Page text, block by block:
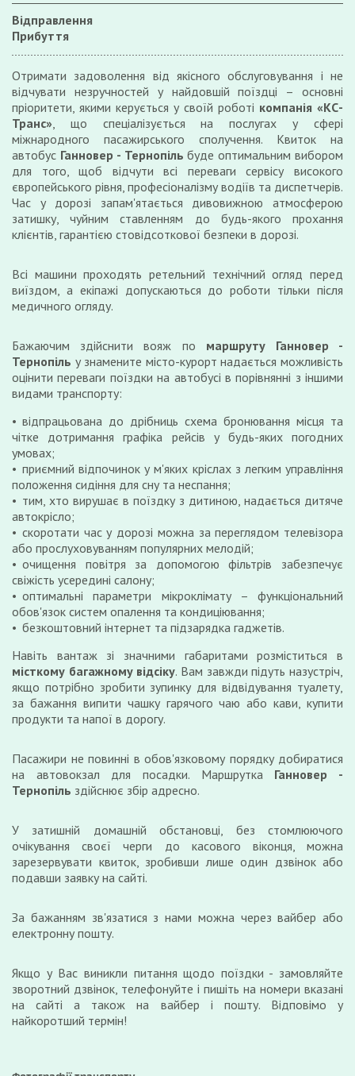
Відправлення
Прибуття
Отримати задоволення від якісного обслуговування і не
відчувати незручностей у найдовшій поїздці – основні
пріоритети, якими керується у своїй роботі компанія «КС-
Транс», що спеціалізується на послугах у сфері
міжнародного пасажирського сполучення. Квиток на
автобус Ганновер - Тернопільбуде оптимальним вибором
для того, щоб відчути всі переваги сервісу високого
європейського рівня, професіоналізму водіїв та диспетчерів.
Час у дорозі запам'ятається дивовижною атмосферою
затишку, чуйним ставленням до будь-якого прохання
клієнтів, гарантією стовідсоткової безпеки в дорозі.
Всі машини проходять ретельний технічний огляд перед
виїздом, а екіпажі допускаються до роботи тільки після
медичного огляду.
Бажаючим здійснити вояж по маршруту Ганновер -
Тернопіль у знамените місто-курорт надається можливість
оцінити переваги поїздки на автобусі в порівнянні з іншими
видами транспорту:
відпрацьована до дрібниць схема бронювання місця та
чітке дотримання графіка рейсів у будь-яких погодних
умовах;
приємний відпочинок у м'яких кріслах з легким управління
положення сидіння для сну та неспання;
тим, хто вирушає в поїздку з дитиною, надається дитяче
автокрісло;
скоротати час у дорозі можна за переглядом телевізора
або прослуховуванням популярних мелодій;
очищення повітря за допомогою фільтрів забезпечує
свіжість усередині салону;
оптимальні параметри мікроклімату – функціональний
обов'язок систем опалення та кондиціювання;
безкоштовний інтернет та підзарядка гаджетів.
Навіть вантаж зі значними габаритами розміститься в
місткому багажному відсіку. Вам завжди підуть назустріч,
якщо потрібно зробити зупинку для відвідування туалету,
за бажання випити чашку гарячого чаю або кави, купити
продукти та напої в дорогу.
Пасажири не повинні в обов'язковому порядку добиратися
на автовокзал для посадки. МаршруткаГанновер -
Тернопіль здійснює збір адресно.
У затишній домашній обстановці, без стомлюючого
очікування своєї черги до касового віконця, можна
зарезервувати квиток, зробивши лише один дзвінок або
подавши заявку на сайті.
За бажанням зв'язатися з нами можна через вайбер або
електронну пошту.
Якщо у Вас виникли питання щодо поїздки - замовляйте
зворотний дзвінок, телефонуйте і пишіть на номери вказані
на сайті а також на вайбер і пошту. Відповімо у
найкоротший термін!